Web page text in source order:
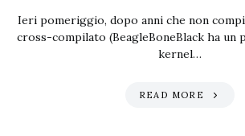
Ieri pomeriggio, dopo anni che non
cross-compilato (BeagleBoneBlack ha un
kernel…
READ MORE